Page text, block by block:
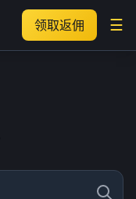
领取返佣 ☰